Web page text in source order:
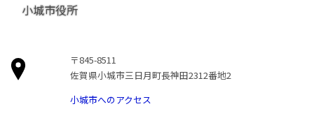
小城市役所
〒845-8511
佐賀県小城市三日月町長神田2312番地2
小城市へのアクセス